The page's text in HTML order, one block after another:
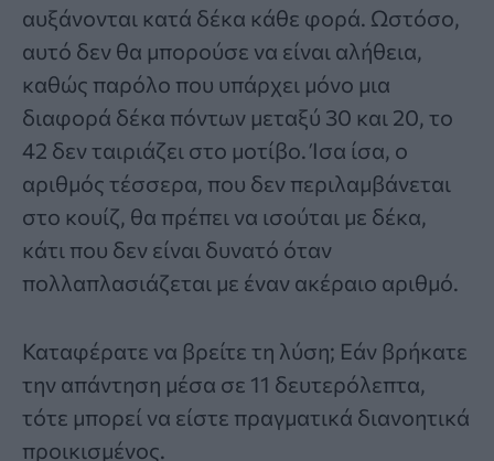
αυξάνονται κατά δέκα κάθε φορά. Ωστόσο,
αυτό δεν θα μπορούσε να είναι αλήθεια,
καθώς παρόλο που υπάρχει μόνο μια
διαφορά δέκα πόντων μεταξύ 30 και 20, το
42 δεν ταιριάζει στο μοτίβο. Ίσα ίσα, ο
αριθμός τέσσερα, που δεν περιλαμβάνεται
στο κουίζ, θα πρέπει να ισούται με δέκα,
κάτι που δεν είναι δυνατό όταν
πολλαπλασιάζεται με έναν ακέραιο αριθμό.
Καταφέρατε να βρείτε τη λύση; Εάν βρήκατε
την απάντηση μέσα σε 11 δευτερόλεπτα,
τότε μπορεί να είστε πραγματικά διανοητικά
προικισμένος.